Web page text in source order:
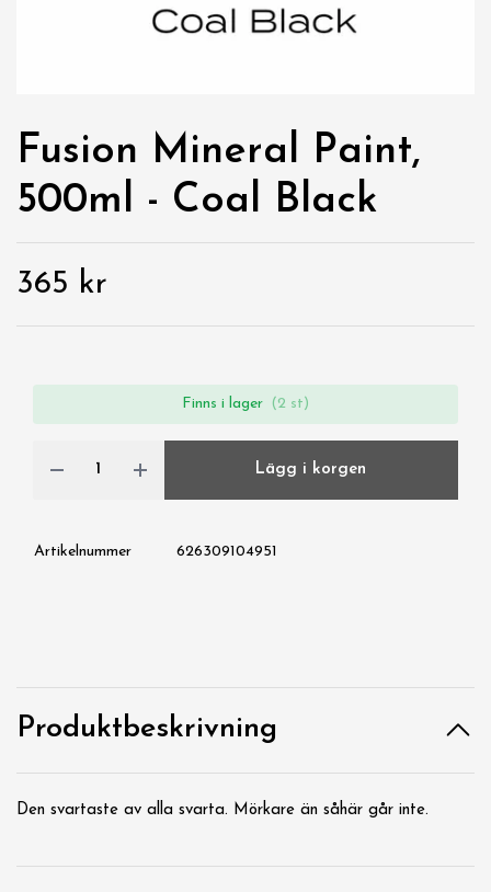
Fusion Mineral Paint,
500ml - Coal Black
365 kr
Finns i lager (2 st)
Lägg i korgen
Artikelnummer 626309104951
Produktbeskrivning
Den svartaste av alla svarta. Mörkare än såhär går inte.